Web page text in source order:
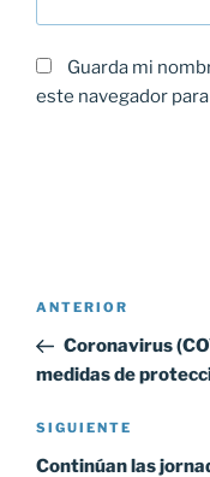
Guarda mi
este navegador
Navegación
entradas
Entrada
anterior:
ANTERIOR
Coronavirus
medidas de
Siguiente
entrada
SIGUIENTE
Continúan las